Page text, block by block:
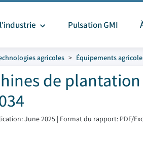
Pulsation GMI
agricoles Équipements
de
June 2025 | Format du rapport: PDF/